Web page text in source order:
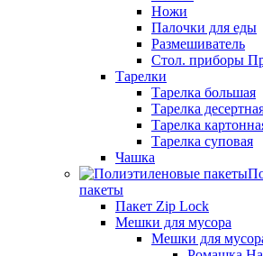
Ножи
Палочки для еды
Размешиватель
Стол. приборы
Тарелки
Тарелка большая
Тарелка
Тарелка
Тарелка суповая
Чашка
пакеты
Пакет Zip Lock
Мешки для мусора
Мешки для